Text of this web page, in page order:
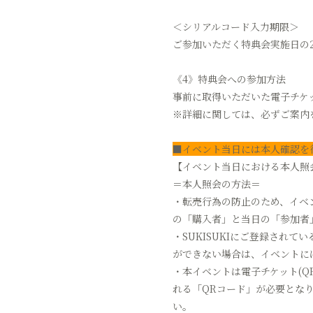
＜シリアルコード入力期限＞
ご参加いただく特典会実施日
《4》特典会への参加方法
事前に取得いただいた電子チ
※詳細に関しては、必ずご案
■イベント当日には本人確認を
【イベント当日における本人
＝本人照会の方法＝
・転売行為の防止のため、イ
の「購入者」と当日の「参加
・SUKISUKIにご登録されて
ができない場合は、イベント
・本イベントは電子チケット
れる「QRコード」が必要とな
い。